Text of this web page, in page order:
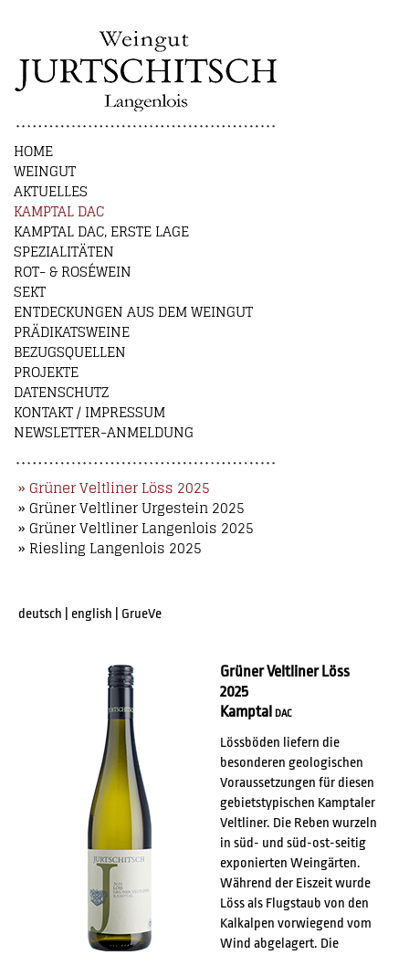
HOME
WEINGUT
AKTUELLES
KAMPTAL DAC
KAMPTAL DAC, ERSTE LAGE
SPEZIALITÄTEN
ROT- & ROSÉWEIN
SEKT
ENTDECKUNGEN AUS DEM WEINGUT
PRÄDIKATSWEINE
BEZUGSQUELLEN
PROJEKTE
DATENSCHUTZ
KONTAKT / IMPRESSUM
NEWSLETTER-ANMELDUNG
» Grüner Veltliner Löss 2025
» Grüner Veltliner Urgestein 2025
» Grüner Veltliner Langenlois 2025
» Riesling Langenlois 2025
deutsch english GrueVe
Grüner Veltliner Löss
2025
KamptalDAC
Lössböden liefern die
besonderen geologischen
Voraussetzungen für diesen
gebietstypischen Kamptaler
Veltliner. Die Reben wurzeln
in süd- und süd-ost-seitig
exponierten Weingärten.
Während der Eiszeit wurde
Löss als Flugstaub von den
Kalkalpen vorwiegend vom
Wind abgelagert. Die